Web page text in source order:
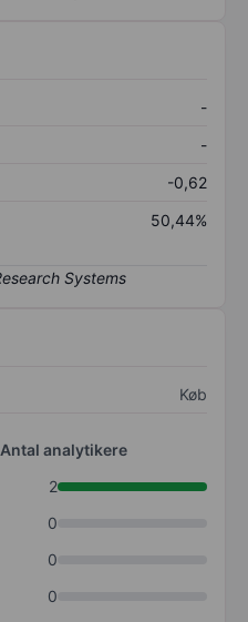
-
-
-0,62
50,44%
Køb
Antal analytikere
2
0
0
0